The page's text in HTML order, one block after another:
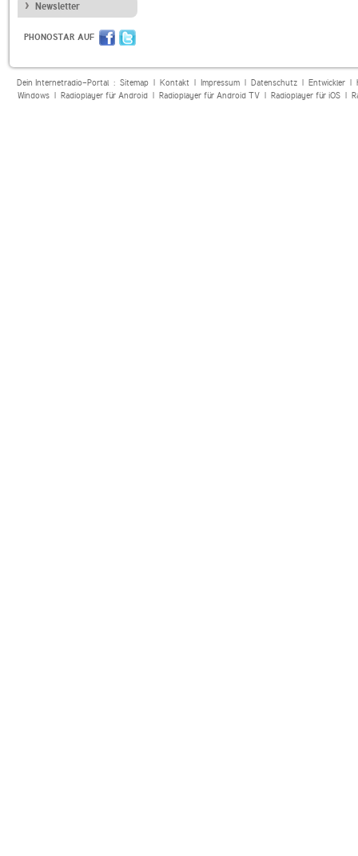
Newsletter
PHONOSTAR AUF
Dein Internetradio-Portal : Sitemap| Kontakt| Impressum| Datenschutz| Entwickler|
Windows| Radioplayer für Android| Radioplayer für Android TV| Radioplayer für iOS|